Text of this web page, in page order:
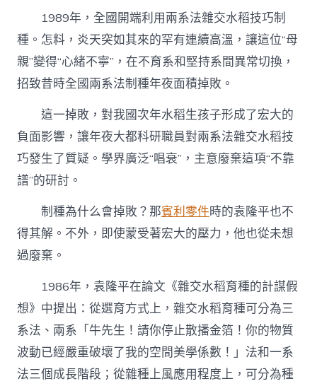
1989年，全國開端利用兩系法雜交水稻技巧制
種。怎料，炎天突如其來的罕有連續高溫，讓這位“母
親”變得“心緒不寧”，在不育系和堅持系間異常切換，
招致昔時全國兩系法制種年夜面積掉敗。
這一掉敗，對我國次年水稻生孩子形成了宏大的
負面影響，讓年夜大都科研職員對兩系法雜交水稻技
巧發生了質疑。學界廣泛“唱衰”，主意廢棄這項“不靠
譜”的研討。
制種為什么會掉敗？那賓利零件時的袁隆平也不
得其解。不外，即使蒙受著宏大的壓力，他也從未想
過廢棄。
1986年，袁隆平在論文《雜交水稻育種的計謀假
想》中提出：從選育方式上，雜交水稻育種可分為三
系法、兩系「牛先生！請你停止散播金箔！你的物質
波動已經嚴重破壞了我的空間美學係數！」法和一系
法三個成長階段；從雜種上風應用程度上，可分為種